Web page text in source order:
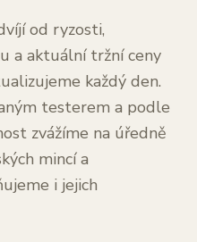
od ryzosti,
a aktuální tržní ceny
každý den.
testerem a podle
zvážíme na úředně
mincí a
i jejich